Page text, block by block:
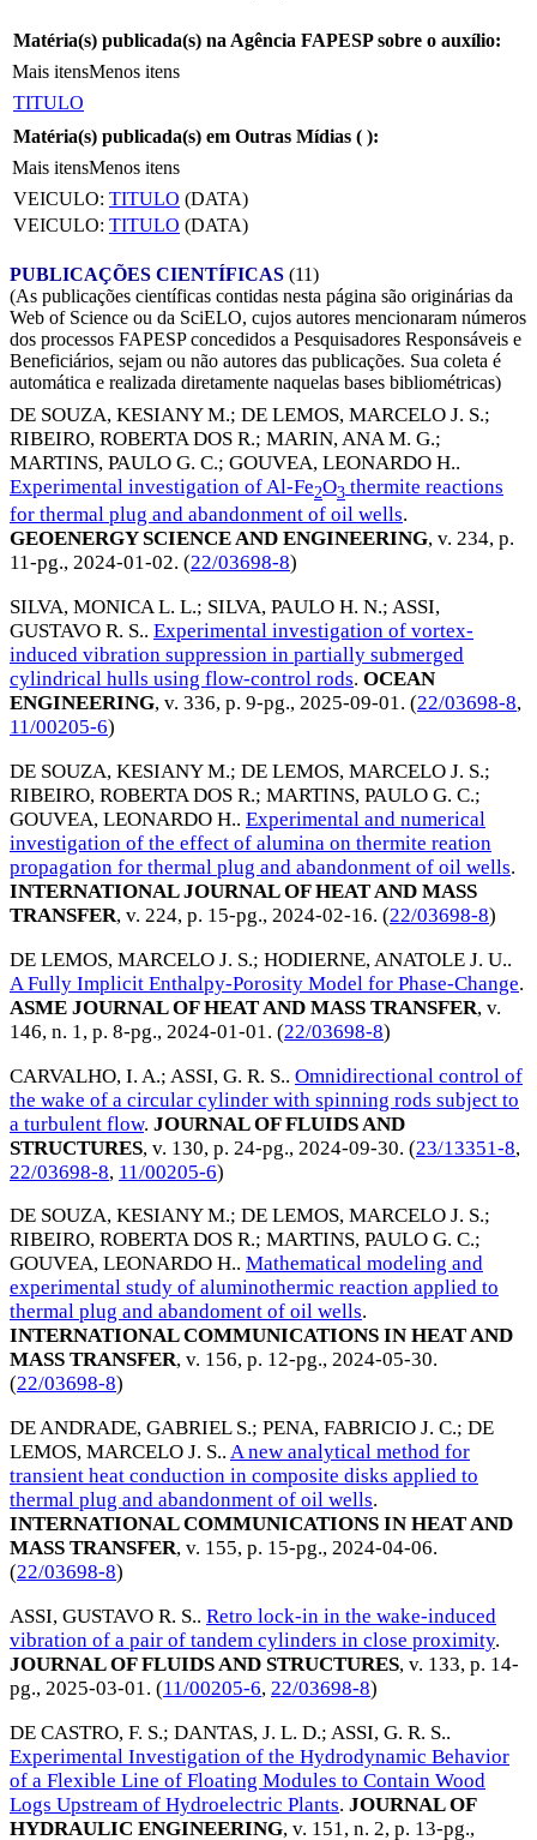
Matéria(s) publicada(s) na Agência FAPESP sobre o auxílio:
Mais itensMenos itens
TITULO
Matéria(s) publicada(s) em Outras Mídias ( ):
Mais itensMenos itens
VEICULO: TITULO (DATA)
VEICULO: TITULO (DATA)
PUBLICAÇÕES CIENTÍFICAS (11)
(As publicações científicas contidas nesta página são originárias da
Web of Science ou da SciELO, cujos autores mencionaram números
dos processos FAPESP concedidos a Pesquisadores Responsáveis e
Beneficiários, sejam ou não autores das publicações. Sua coleta é
automática e realizada diretamente naquelas bases bibliométricas)
DE SOUZA, KESIANY M.; DE LEMOS, MARCELO J. S.;
RIBEIRO, ROBERTA DOS R.; MARIN, ANA M. G.;
MARTINS, PAULO G. C.; GOUVEA, LEONARDO H..
Experimental investigation of Al-Fe2O3 thermite reactions
for thermal plug and abandonment of oil wells.
GEOENERGY SCIENCE AND ENGINEERING, v. 234, p.
11-pg., 2024-01-02. (22/03698-8)
SILVA, MONICA L. L.; SILVA, PAULO H. N.; ASSI,
GUSTAVO R. S.. Experimental investigation of vortex-
induced vibration suppression in partially submerged
cylindrical hulls using flow-control rods. OCEAN
ENGINEERING, v. 336, p. 9-pg., 2025-09-01. (22/03698-8,
11/00205-6)
DE SOUZA, KESIANY M.; DE LEMOS, MARCELO J. S.;
RIBEIRO, ROBERTA DOS R.; MARTINS, PAULO G. C.;
GOUVEA, LEONARDO H.. Experimental and numerical
investigation of the effect of alumina on thermite reation
propagation for thermal plug and abandonment of oil wells.
INTERNATIONAL JOURNAL OF HEAT AND MASS
TRANSFER, v. 224, p. 15-pg., 2024-02-16. (22/03698-8)
DE LEMOS, MARCELO J. S.; HODIERNE, ANATOLE J. U..
A Fully Implicit Enthalpy-Porosity Model for Phase-Change.
ASME JOURNAL OF HEAT AND MASS TRANSFER, v.
146, n. 1, p. 8-pg., 2024-01-01 . (22/03698-8)
CARVALHO, I. A.; ASSI, G. R. S.. Omnidirectional control of
the wake of a circular cylinder with spinning rods subject to
a turbulent flow. JOURNAL OF FLUIDS AND
STRUCTURES, v. 130, p. 24-pg., 2024-09-30. (23/13351-8,
22/03698-8, 11/00205-6)
DE SOUZA, KESIANY M.; DE LEMOS, MARCELO J. S.;
RIBEIRO, ROBERTA DOS R.; MARTINS, PAULO G. C.;
GOUVEA, LEONARDO H.. Mathematical modeling and
experimental study of aluminothermic reaction applied to
thermal plug and abandoment of oil wells.
INTERNATIONAL COMMUNICATIONS IN HEAT AND
MASS TRANSFER, v. 156, p. 12-pg., 2024-05-30.
(22/03698-8)
DE ANDRADE, GABRIEL S.; PENA, FABRICIO J. C.; DE
LEMOS, MARCELO J. S.. A new analytical method for
transient heat conduction in composite disks applied to
thermal plug and abandonment of oil wells.
INTERNATIONAL COMMUNICATIONS IN HEAT AND
MASS TRANSFER, v. 155, p. 15-pg., 2024-04-06.
(22/03698-8)
ASSI, GUSTAVO R. S.. Retro lock-in in the wake-induced
vibration of a pair of tandem cylinders in close proximity.
JOURNAL OF FLUIDS AND STRUCTURES, v. 133, p. 14-
pg., 2025-03-01. (11/00205-6, 22/03698-8)
DE CASTRO, F. S.; DANTAS, J. L. D.; ASSI, G. R. S..
Experimental Investigation of the Hydrodynamic Behavior
of a Flexible Line of Floating Modules to Contain Wood
Logs Upstream of Hydroelectric Plants. JOURNAL OF
HYDRAULIC ENGINEERING, v. 151, n. 2, p. 13-pg.,